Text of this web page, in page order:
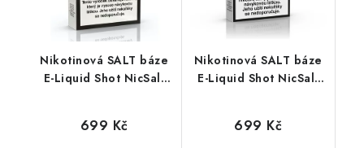
Nikotinová SALT báze
E-Liquid Shot NicSalt
699 Kč
Nikotinová SALT báze
E-Liquid Shot NicSalt
699 Kč